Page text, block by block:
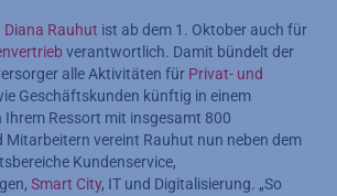
Diana Rauhut ist ab dem 1. Oktober auch für
verantwortlich. Damit bündelt der
alle Aktivitäten für Privat- und
Geschäftskunden künftig in einem
Ressort mit insgesamt 800
Mitarbeitern vereint Rauhut nun neben dem
Kundenservice,
Smart City, IT und Digitalisierung. „So